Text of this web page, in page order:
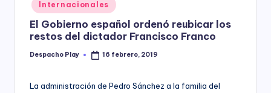
y
in
Internacionales
El Gobierno español ordenó reubicar los
restos del dictador Francisco Franco
Posted
Despacho Play 16 febrero, 2019
La administración de Pedro Sánchez a la familia del